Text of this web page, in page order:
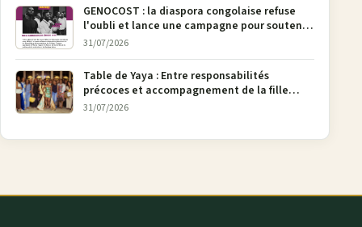
GENOCOST : la diaspora congolaise refuse
l'oubli et lance une campagne pour soutenir
la pétition FONAREV depuis Bruxelles
31/07/2026
Table de Yaya : Entre responsabilités
précoces et accompagnement de la fille
aînée, la diaspora en débat
31/07/2026